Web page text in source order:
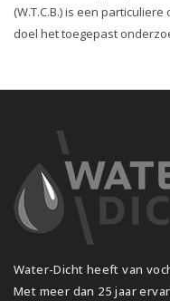
(W.T.C.B.) is een
doel het toegepast
Water-Dicht heeft van
Met meer dan 25 jaar